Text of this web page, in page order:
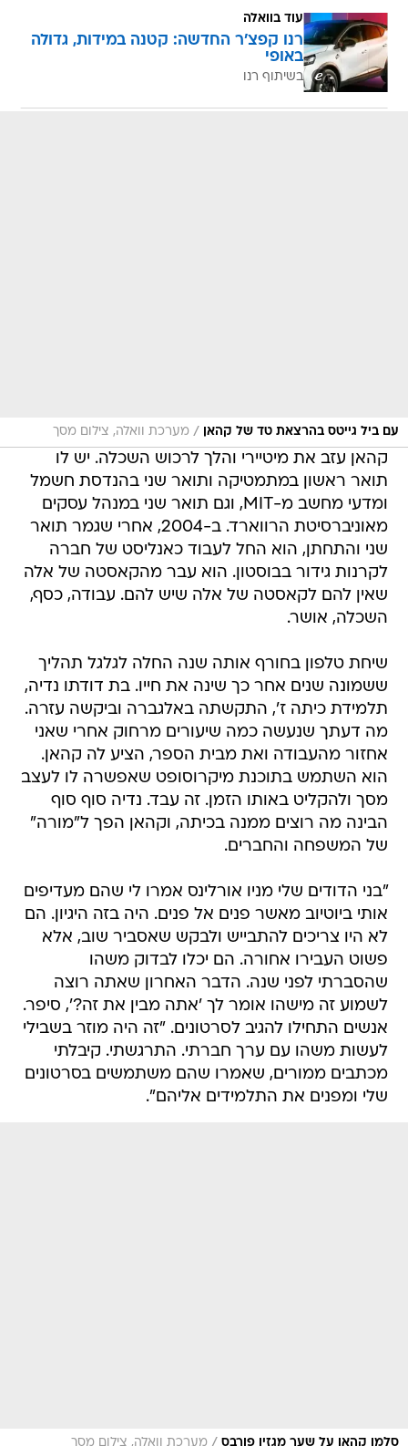
עוד בוואלה
רנו קפצ'ר החדשה: קטנה במידות, גדולה
באופי
בשיתוף רנו
עם ביל גייטס בהרצאת טד של קהאן / מערכת וואלה, צילום מסך
קהאן עזב את מיטיירי והלך לרכוש השכלה. יש לו
תואר ראשון במתמטיקה ותואר שני בהנדסת חשמל
ומדעי מחשב מ-MIT, וגם תואר שני במנהל עסקים
מאוניברסיטת הרווארד. ב-2004, אחרי שגמר תואר
שני והתחתן, הוא החל לעבוד כאנליסט של חברה
לקרנות גידור בבוסטון. הוא עבר מהקאסטה של אלה
שאין להם לקאסטה של אלה שיש להם. עבודה, כסף,
השכלה, אושר.
שיחת טלפון בחורף אותה שנה החלה לגלגל תהליך
ששמונה שנים אחר כך שינה את חייו. בת דודתו נדיה,
תלמידת כיתה ז', התקשתה באלגברה וביקשה עזרה.
מה דעתך שנעשה כמה שיעורים מרחוק אחרי שאני
אחזור מהעבודה ואת מבית הספר, הציע לה קהאן.
הוא השתמש בתוכנת מיקרוסופט שאפשרה לו לעצב
מסך ולהקליט באותו הזמן. זה עבד. נדיה סוף סוף
הבינה מה רוצים ממנה בכיתה, וקהאן הפך ל"מורה"
של המשפחה והחברים.
"בני הדודים שלי מניו אורלינס אמרו לי שהם מעדיפים
אותי ביוטיוב מאשר פנים אל פנים. היה בזה היגיון. הם
לא היו צריכים להתבייש ולבקש שאסביר שוב, אלא
פשוט העבירו אחורה. הם יכלו לבדוק משהו
שהסברתי לפני שנה. הדבר האחרון שאתה רוצה
לשמוע זה מישהו אומר לך 'אתה מבין את זה?', סיפר.
אנשים התחילו להגיב לסרטונים. "זה היה מוזר בשבילי
לעשות משהו עם ערך חברתי. התרגשתי. קיבלתי
מכתבים ממורים, שאמרו שהם משתמשים בסרטונים
שלי ומפנים את התלמידים אליהם".
סלמן קהאן על שער מגזין פורבס מערכת וואלה, צילום מסך